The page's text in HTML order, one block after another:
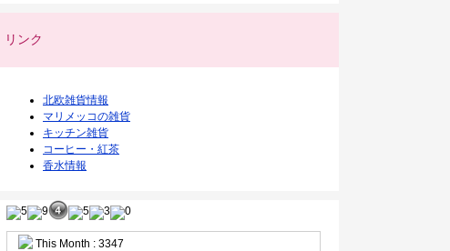
リンク
北欧雑貨情報
マリメッコの雑貨
キッチン雑貨
コーヒー・紅茶
香水情報
This Month : 3347